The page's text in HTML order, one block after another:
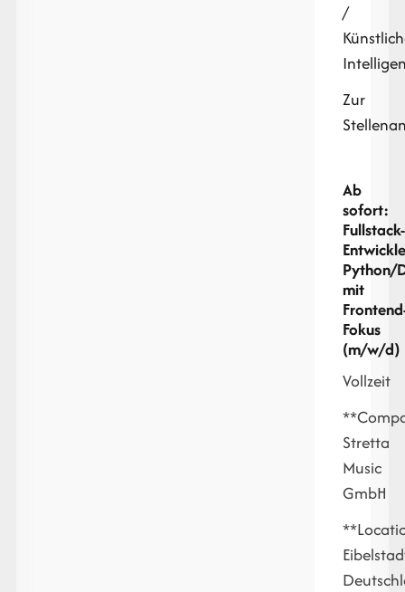
/
Zur
Ab
sofort:
Fullstack-
Python/
mit
Fokus
(m/w/d)
Vollzeit
Stretta
Music
GmbH